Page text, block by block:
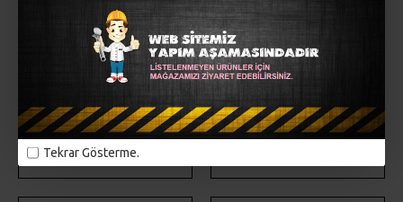
Tekrar Gösterme.
SM-AGS-27
ALIZE ANGORA GOLD SIMLI
27
SEPETE EKLE
Hemen Al
Alize
ALIZE ANGORA GOLD SIMLI
SEPETE EKLE